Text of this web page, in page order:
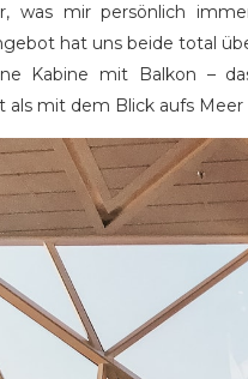
was mir persönlich
hat uns beide total
Kabine mit Balkon –
als mit dem Blick aufs Meer